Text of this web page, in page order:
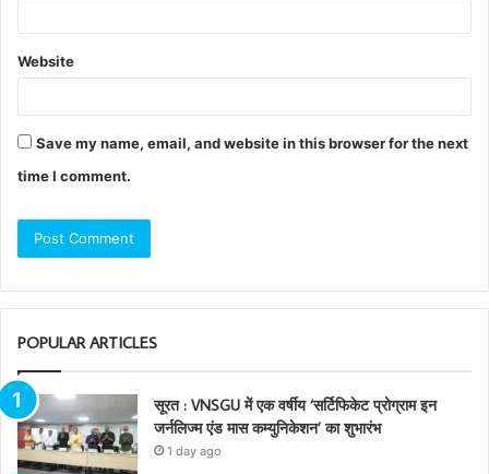
Website
Save my name, email, and website in this browser for the next
time I comment.
POPULAR ARTICLES
सूरत : VNSGU में एक वर्षीय ‘सर्टिफिकेट प्रोग्राम इन
जर्नलिज्म एंड मास कम्युनिकेशन’ का शुभारंभ
1 day ago